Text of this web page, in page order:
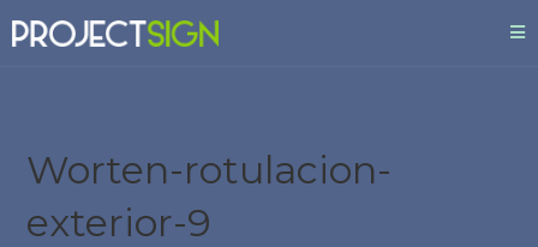
Worten-rotulacion-
exterior-9